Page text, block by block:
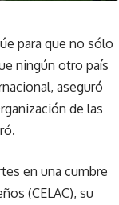
para que no sólo
ningún otro país
aseguró
de las
en una cumbre
(CELAC), su